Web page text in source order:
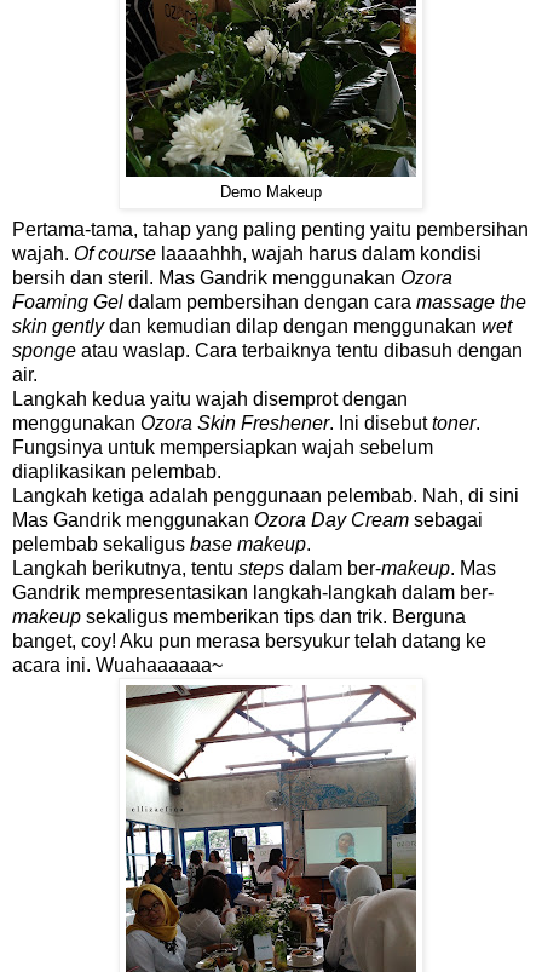
Demo Makeup
Pertama-tama, tahap yang paling penting yaitu pembersihan
wajah. Of course laaaahhh, wajah harus dalam kondisi
bersih dan steril. Mas Gandrik menggunakan Ozora
Foaming Gel dalam pembersihan dengan cara massage the
skin gentlydan kemudian dilap dengan menggunakan wet
sponge atau waslap. Cara terbaiknya tentu dibasuh dengan
air.
Langkah kedua yaitu wajah disemprot dengan
menggunakan Ozora Skin Freshener. Ini disebuttoner.
Fungsinya untuk mempersiapkan wajah sebelum
diaplikasikan pelembab.
Langkah ketiga adalah penggunaan pelembab. Nah, di sini
Mas Gandrik menggunakan Ozora Day Cream sebagai
pelembab sekaligus base makeup.
Langkah berikutnya, tentu steps dalam ber-makeup. Mas
Gandrik mempresentasikan langkah-langkah dalam ber-
makeup sekaligus memberikan tips dan trik. Berguna
banget, coy! Aku pun merasa bersyukur telah datang ke
acara ini. Wuahaaaaaa~